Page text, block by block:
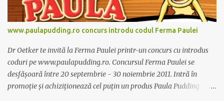
www.paulapudding.ro concurs introdu codul Ferma Paulei
Dr Oetker te invită la Ferma Paulei printr-un concurs cu introdus
coduri pe www.paulapudding.ro. Concursul Ferma Paulei se
desfășoară între 20 septembrie - 30 noiembrie 2011. Intră în
promoție și achiziționează cel puțin un produs Paula Pudding